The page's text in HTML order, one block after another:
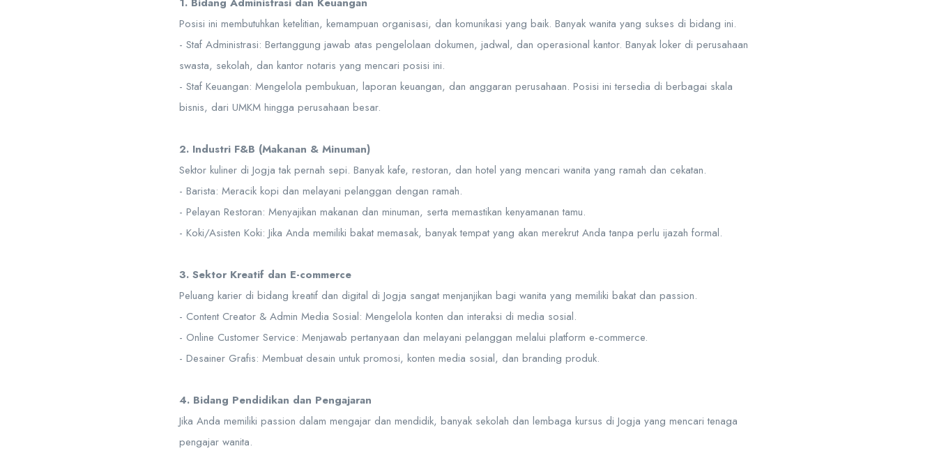
Posisi ini membutuhkan ketelitian, kemampuan organisasi, dan komunikasi yang baik. Banyak wanita yang sukses di bidang ini.
- Staf Administrasi: Bertanggung jawab atas pengelolaan dokumen, jadwal, dan operasional kantor. Banyak loker di perusahaan
swasta, sekolah, dan kantor notaris yang mencari posisi ini.
- Staf Keuangan: Mengelola pembukuan, laporan keuangan, dan anggaran perusahaan. Posisi ini tersedia di berbagai skala
bisnis, dari UMKM hingga perusahaan besar.
2. Industri F&B (Makanan & Minuman)
Sektor kuliner di Jogja tak pernah sepi. Banyak kafe, restoran, dan hotel yang mencari wanita yang ramah dan cekatan.
- Barista: Meracik kopi dan melayani pelanggan dengan ramah.
- Pelayan Restoran: Menyajikan makanan dan minuman, serta memastikan kenyamanan tamu.
- Koki/Asisten Koki: Jika Anda memiliki bakat memasak, banyak tempat yang akan merekrut Anda tanpa perlu ijazah formal.
3. Sektor Kreatif dan E-commerce
Peluang karier di bidang kreatif dan digital di Jogja sangat menjanjikan bagi wanita yang memiliki bakat dan passion.
- Content Creator & Admin Media Sosial: Mengelola konten dan interaksi di media sosial.
- Online Customer Service: Menjawab pertanyaan dan melayani pelanggan melalui platform e-commerce.
- Desainer Grafis: Membuat desain untuk promosi, konten media sosial, dan branding produk.
4. Bidang Pendidikan dan Pengajaran
Jika Anda memiliki passion dalam mengajar dan mendidik, banyak sekolah dan lembaga kursus di Jogja yang mencari tenaga
pengajar wanita.